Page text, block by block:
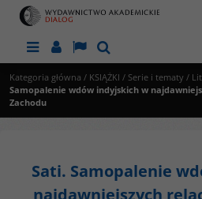
MenuPanelLangSzukaj
Kategoria główna / KSIĄŻKI / Serie i tematy /
Samopalenie wdów indyjskich w
Zachodu
Sati. Samopalenie
najdawniejszych